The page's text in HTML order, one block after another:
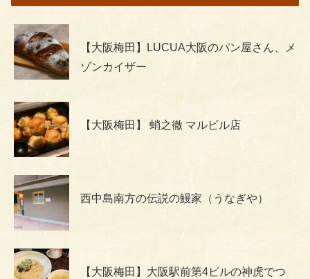
【大阪梅田】LUCUA大阪のパン屋さん、メ
ゾンカイザー
【大阪梅田】 蛸之徹 マルビル店
西中島南方の伝説の鰻家（うなぎや）
【大阪梅田】大阪駅前第4ビルの神虎でつ